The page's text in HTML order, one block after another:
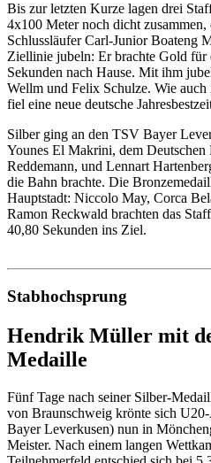
Bis zur letzten Kurze lagen drei
4x100 Meter noch dicht
Schlussläufer Carl-Junior Boateng
Ziellinie jubeln: Er brachte Gold
Sekunden nach Hause. Mit ihm
Wellm und Felix Schulze. Wie
fiel eine neue deutsche
Silber ging an den TSV Bayer
Younes El Makrini, dem
Reddemann, und Lennart
die Bahn brachte. Die
Hauptstadt: Niccolo May, Corca
Ramon Reckwald brachten das
40,80 Sekunden ins Ziel.
Stabhochsprung
Hendrik Müller mit
Medaille
Fünf Tage nach seiner Silber-
von Braunschweig krönte sich
Bayer Leverkusen) nun in
Meister. Nach einem langen